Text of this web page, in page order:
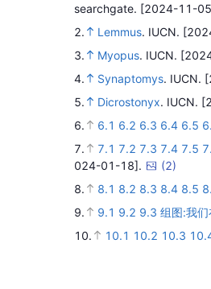
searchgate. [2024-11-
2.
Lemmus. IUCN.
3.
Myopus. IUCN.
4.
Synaptomys. IUCN.
5.
Dicrostonyx. IUCN.
6.
6.1 6.2 6.3 6.4 6.5
7.
7.1 7.2 7.3 7.4 7.5
024-01-18].
(2)
8.
8.1 8.2 8.3 8.4 8.5
9.
9.1 9.2 9.3 组图:我
10.
10.1 10.2 10.3